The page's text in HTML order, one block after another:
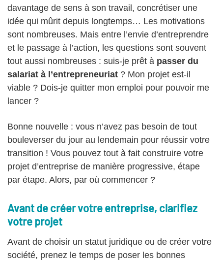
davantage de sens à son travail, concrétiser une
idée qui mûrit depuis longtemps… Les motivations
sont nombreuses. Mais entre l’envie d’entreprendre
et le passage à l’action, les questions sont souvent
tout aussi nombreuses : suis-je prêt à passer du
salariat à l’entrepreneuriat ? Mon projet est-il
viable ? Dois-je quitter mon emploi pour pouvoir me
lancer ?
Bonne nouvelle : vous n’avez pas besoin de tout
bouleverser du jour au lendemain pour réussir votre
transition ! Vous pouvez tout à fait construire votre
projet d’entreprise de manière progressive, étape
par étape. Alors, par où commencer ?
Avant de créer votre entreprise, clarifiez
votre projet
Avant de choisir un statut juridique ou de créer votre
société, prenez le temps de poser les bonnes